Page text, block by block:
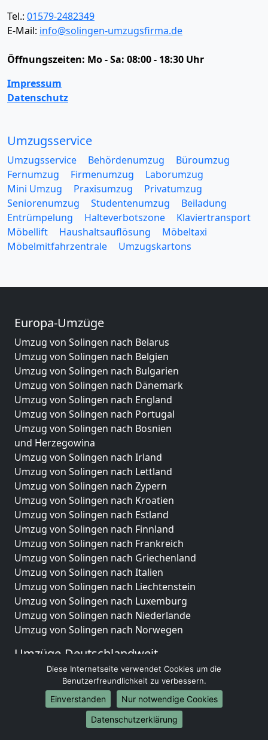
Tel.: 01579-2482349
E-Mail: info@solingen-umzugsfirma.de
Öffnungszeiten: Mo - Sa: 08:00 - 18:30 Uhr
Impressum
Datenschutz
Umzugsservice
Umzugsservice Behördenumzug
Büroumzug
Fernumzug
Firmenumzug
Laborumzug
Mini Umzug
Praxisumzug
Privatumzug
Seniorenumzug
Studentenumzug
Beiladung
Entrümpelung
Halteverbotszone
Klaviertransport
Möbellift
Haushaltsauflösung
Möbeltaxi
Möbelmitfahrzentrale
Umzugskartons
Europa-Umzüge
Umzug von Solingen nach Belarus
Umzug von Solingen nach Belgien
Umzug von Solingen nach Bulgarien
Umzug von Solingen nach Dänemark
Umzug von Solingen nach England
Umzug von Solingen nach Portugal
Umzug von Solingen nach Bosnien
und Herzegowina
Umzug von Solingen nach Irland
Umzug von Solingen nach Lettland
Umzug von Solingen nach Zypern
Umzug von Solingen nach Kroatien
Umzug von Solingen nach Estland
Umzug von Solingen nach Finnland
Umzug von Solingen nach Frankreich
Umzug von Solingen nach Griechenland
Umzug von Solingen nach Italien
Umzug von Solingen nach Liechtenstein
Umzug von Solingen nach Luxemburg
Umzug von Solingen nach Niederlande
Umzug von Solingen nach Norwegen
Umzüge-Deutschlandweit
Umzug von Solingen nach Berlin
Umzug von Solingen nach Hamburg
Umzug von Solingen nach München
Umzug von Solingen nach Köln
Umzug von Solingen nach Frankfurt am Main
Diese Internetseite verwendet Cookies um die
Benutzerfreundlichkeit zu verbessern.
Einverstanden
Nur notwendige Cookies
Datenschutzerklärung